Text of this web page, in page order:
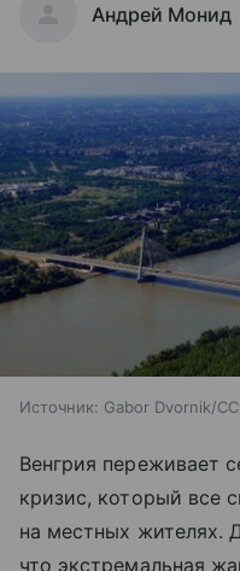
Андрей Монид
Источник: Gabor Dvornik/
Венгрия переживает
кризис, который все
на местных жителях.
что экстремальная